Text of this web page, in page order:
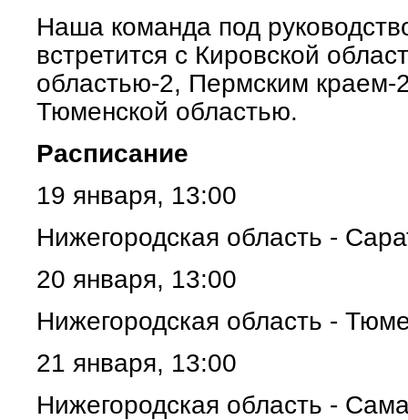
Наша команда под
встретится с Кировской
областью-2, Пермским краем-
Тюменской областью.
Расписание
19 января, 13:00
Нижегородская область -
20 января, 13:00
Нижегородская область -
21 января, 13:00
Нижегородская область -